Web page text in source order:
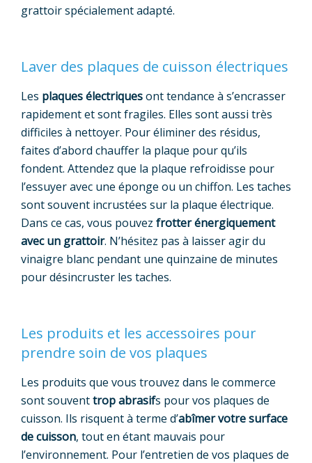
grattoir spécialement adapté.
Laver des plaques de cuisson électriques
Les plaques électriquesont tendance à s’encrasser
rapidement et sont fragiles. Elles sont aussi très
difficiles à nettoyer. Pour éliminer des résidus,
faites d’abord chauffer la plaque pour qu’ils
fondent. Attendez que la plaque refroidisse pour
l’essuyer avec une éponge ou un chiffon. Les taches
sont souvent incrustées sur la plaque électrique.
Dans ce cas, vous pouvez frotter énergiquement
avec un grattoir. N’hésitez pas à laisser agir du
vinaigre blanc pendant une quinzaine de minutes
pour désincruster les taches.
Les produits et les accessoires pour
prendre soin de vos plaques
Les produits que vous trouvez dans le commerce
sont souventtrop abrasifs pour vos plaques de
cuisson. Ils risquent à terme d’abîmer votre surface
de cuisson, tout en étant mauvais pour
l’environnement. Pour l’entretien de vos plaques de